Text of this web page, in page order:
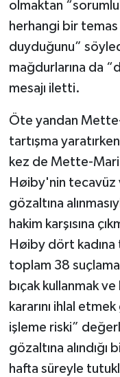
olmaktan
herhangi bir
duyduğunu”
mağdurlarına da
mesajı iletti.
Öte yandan
tartışma
kez de Mette-
Høiby'nin tecavüz
gözaltına
hakim karşısına
Høiby dört
toplam 38
bıçak kullanmak
kararını ihlal
işleme riski”
gözaltına
hafta süreyle